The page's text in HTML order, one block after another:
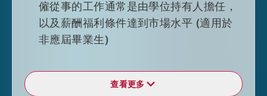
劃、香港科技園公司的網動科技創業培育計
劃、生物科技創業培育計劃及科技創業培育
計劃、數碼港培育計劃、創新科技署企業支
劃
才計劃時可獲得入境便利。
瀏覽人才清單以了解更多所列的專業。
僱從事的工作通常是由學位持有人擔任，
以及薪酬福利條件達到市場水平 (適用於
非應屆畢業生)
查看更多